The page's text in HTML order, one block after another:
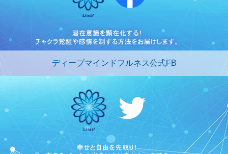
ディープマインドフルネス公式FB